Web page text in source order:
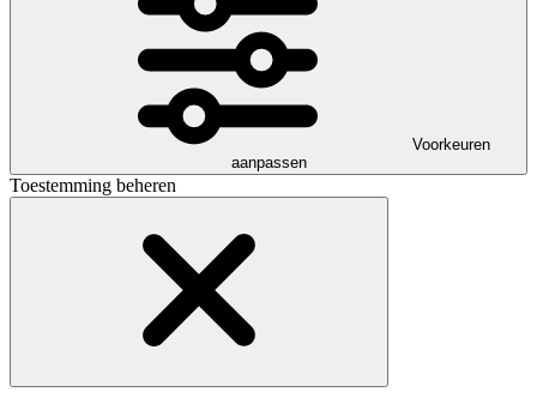
Voorkeuren
aanpassen
Toestemming beheren